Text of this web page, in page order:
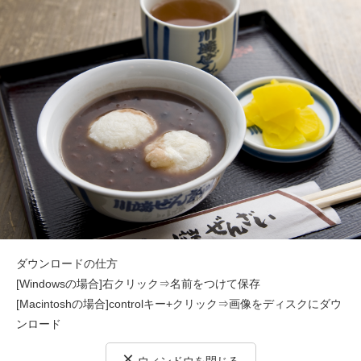
ダウンロードの仕方
[Windowsの場合]右クリック⇒名前をつけて保存
[Macintoshの場合]controlキー+クリック⇒画像をディスクにダウ
ンロード